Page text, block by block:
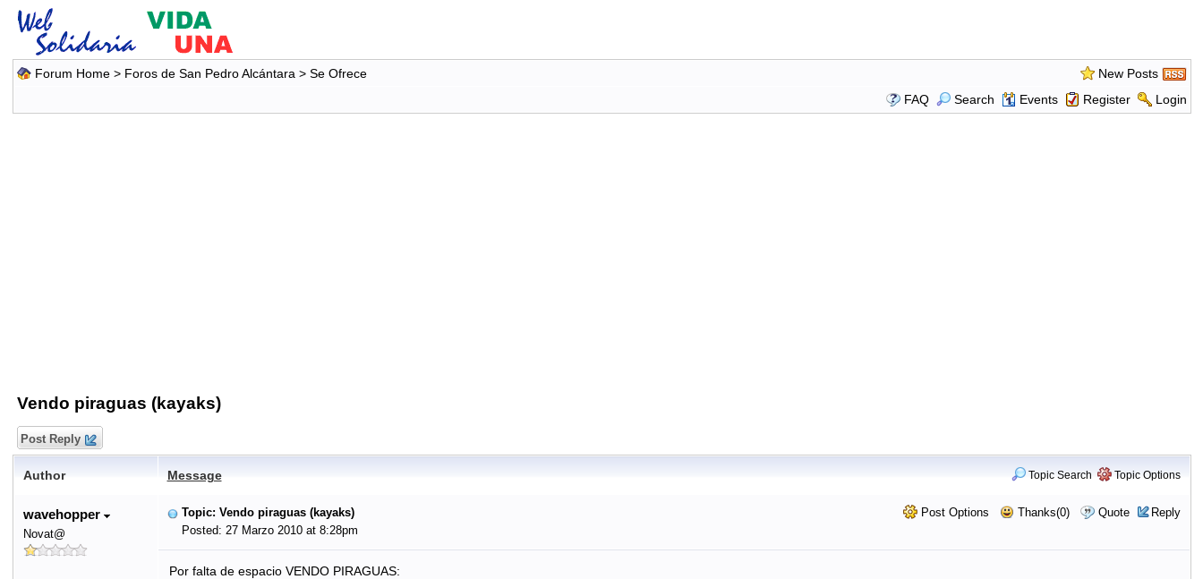
Forum Home> Foros de San Pedro Alcántara > Se Ofrece
New Posts
FAQ
Search Events Register Login
Vendo piraguas (kayaks)
Post Reply
Author Message Topic Search Topic Options
wavehopper
Novat@
Post Options Thanks(0) Quote Reply
Topic: Vendo piraguas (kayaks)
Posted: 27 Marzo 2010 at 8:28pm
Por falta de espacio VENDO PIRAGUAS: